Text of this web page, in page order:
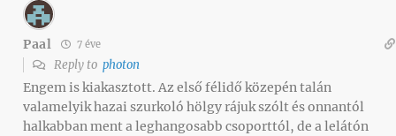
Paal 7 éve
Reply to photon
Engem is kiakasztott. Az első félidő közepén talán
valamelyik hazai szurkoló hölgy rájuk szólt és onnantól
halkabban ment a leghangosabb csoporttól, de a lelátón